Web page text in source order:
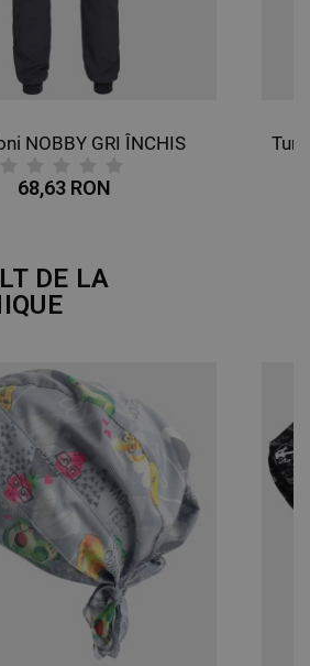
NOBBY GRI ÎNCHIS
68,63 RON
DE LA